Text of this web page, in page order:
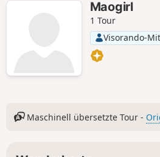
Maogirl
1 Tour
Visorando-
Maschinell übersetzte Tour -